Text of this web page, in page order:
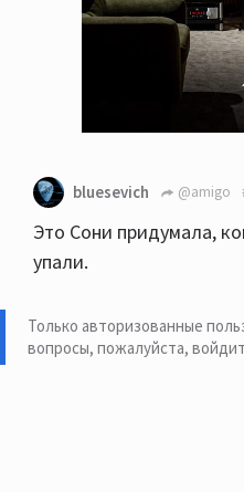
bluesevich @amigo
Это Сони придумала,
упали.
Только авторизованные
вопросы, пожалуйста,